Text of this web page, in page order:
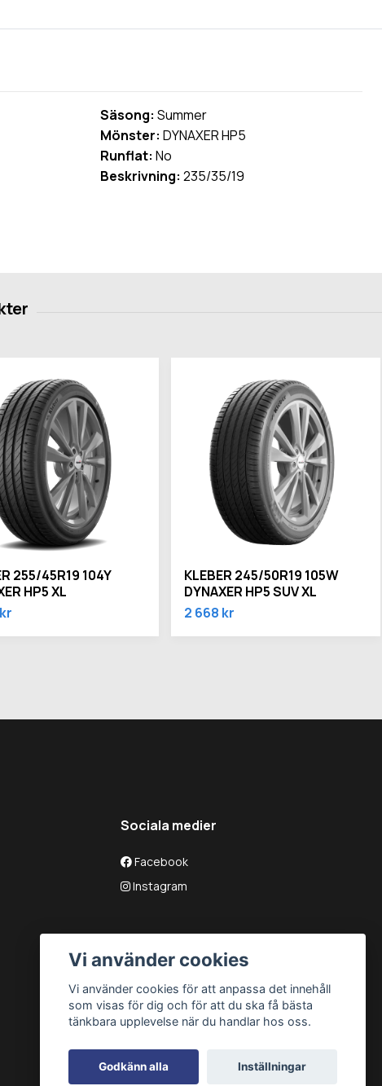
Säsong: Summer
Mönster: DYNAXER HP5
Runflat: No
Beskrivning: 235/35/19
255/45R19 104Y
HP5 XL
KLEBER 245/50R19 105W
DYNAXER HP5 SUV XL
2 668 kr
Sociala medier
Facebook
Instagram
Vi använder cookies
Vi använder cookies för att anpassa det innehåll
som visas för dig och för att du ska få bästa
tänkbara upplevelse när du handlar hos oss.
Godkänn alla Inställningar